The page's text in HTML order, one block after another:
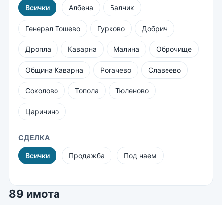
Всички Албена Балчик
Генерал Тошево Гурково Добрич
Дропла Каварна Малина Оброчище
Община Каварна Рогачево Славеево
Соколово Топола Тюленово
Царичино
СДЕЛКА
Всички Продажба Под наем
89 имота